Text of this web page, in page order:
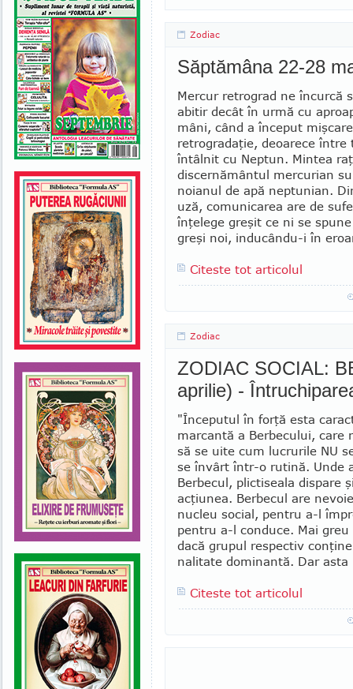
Zodiac
Săptămâna 22-28
Mercur retrograd ne încurcă
abitir decât în urmă cu
mâni, când a început
retrogradaţie, deoarece între
întâlnit cu Neptun. Mintea
discernământul mercurian
noianul de apă neptunian.
uză, comunicarea are de
înţelege greşit ce ni se
greşi noi, inducân­du-i în
Citeste tot articolul
Zodiac
ZODIAC SOCIAL:
aprilie) -
"Începutul în forţă esta
marcantă a Berbecului, care
să se uite cum lu­crurile NU
se învârt într-o rutină. Unde
Berbecul, plictiseala dispare
acţiunea. Berbecul are
nucleu social, pentru a-l
pentru a-l conduce. Mai
dacă grupul respectiv
na­litate dominantă. Dar
Citeste tot articolul